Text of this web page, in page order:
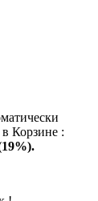
Корзине :